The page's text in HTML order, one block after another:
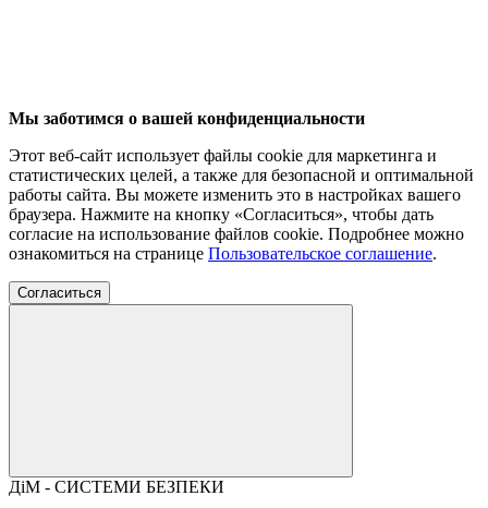
Мы заботимся о вашей конфиденциальности
Этот веб-сайт использует файлы cookie для маркетинга и
статистических целей, а также для безопасной и оптимальной
работы сайта. Вы можете изменить это в настройках вашего
браузера. Нажмите на кнопку «Согласиться», чтобы дать
согласие на использование файлов cookie. Подробнее можно
ознакомиться на странице Пользовательское соглашение.
Согласиться
ДіМ - СИСТЕМИ БЕЗПЕКИ